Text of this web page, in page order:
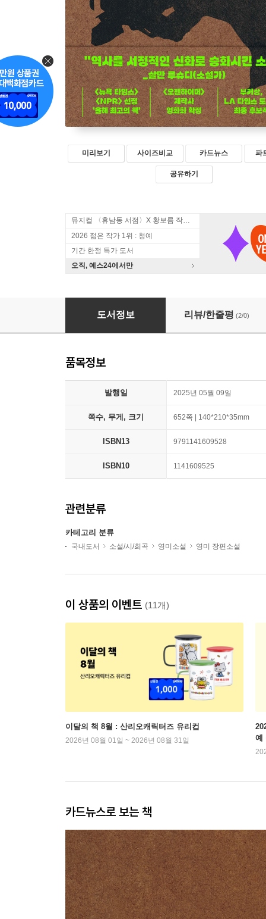
미리보기 사이즈비교 카드뉴스 파
공유하기
뮤지컬 〈휴남동 서점〉X 황보름 작가 북토크
2026 젊은 작가 1위 : 청예
기간 한정 특가 도서
오직, 예스24에서만
그림자 왕
도서정보 리뷰/한줄평 (2/0)
품목정보
발행일 2025년 05월 09일
쪽수, 무게, 크기 652쪽 | 140*210*35mm
ISBN13 9791141609528
ISBN10 1141609525
관련분류
카테고리 분류
국내도서 소설/시/희곡 영미소설 영미 장편소설
이 상품의 이벤트 (11개)
이달의 책 8월 : 산리오캐릭터즈 유리컵
2026년 08월 01일 ~ 2026년 08월 31일
예
카드뉴스로 보는 책